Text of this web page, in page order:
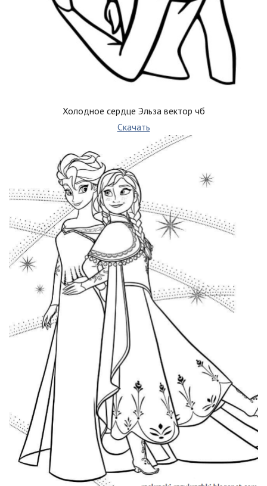
Холодное сердце Эльза вектор чб
Скачать